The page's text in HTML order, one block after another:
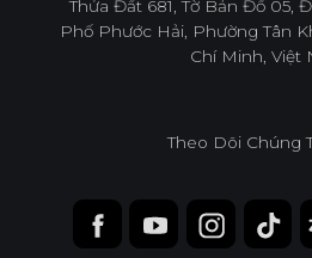
Kích thước(mm) 6
Thửa Đất 681, Tờ Bản Đồ 05,
Phố Phước Hải, Phường Tân
Chí Minh, Việt
Theo Dõi Chúng